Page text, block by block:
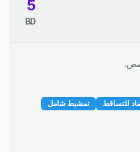
5
BD
للتساقط
تمشيط شامل